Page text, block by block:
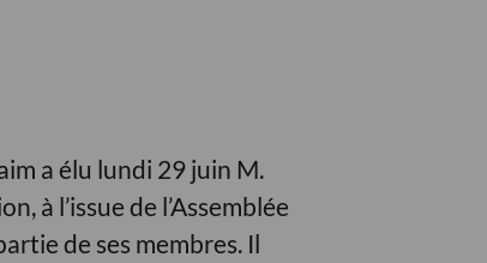
a élu lundi 29 juin M.
à l’issue de l’Assemblée
de ses membres. Il